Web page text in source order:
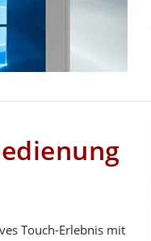
Touch-Erlebnis mit